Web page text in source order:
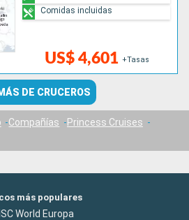
US$ 4,601 +Tasas
Comidas incluidas
DE CRUCEROS
Compañías
Princess Cruises
más populares
World Europa